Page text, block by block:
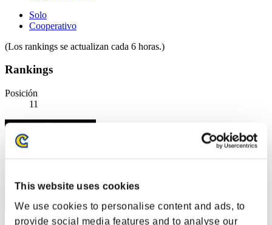
This website uses cookies
We use cookies to personalise content and ads, to
provide social media features and to analyse our
Solo
Cooperativo
(Los rankings se actualizan cada 6 horas.)
Rankings
Posición
11